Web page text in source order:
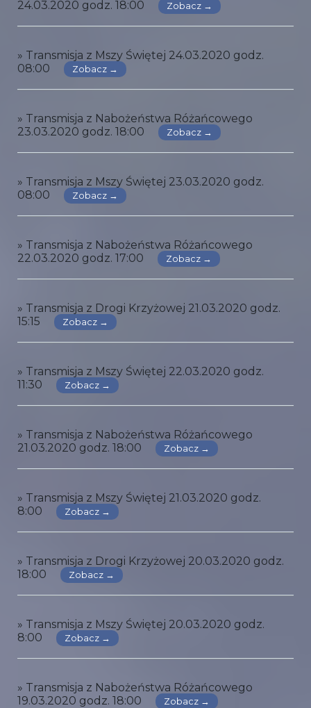
24.03.2020 godz. 18:00
Zobacz →
» Transmisja z Mszy Świętej 24.03.2020 godz.
08:00
Zobacz →
» Transmisja z Nabożeństwa Różańcowego
23.03.2020 godz. 18:00
Zobacz →
» Transmisja z Mszy Świętej 23.03.2020 godz.
08:00
Zobacz →
» Transmisja z Nabożeństwa Różańcowego
22.03.2020 godz. 17:00
Zobacz →
» Transmisja z Drogi Krzyżowej 21.03.2020 godz.
15:15
Zobacz →
» Transmisja z Mszy Świętej 22.03.2020 godz.
11:30
Zobacz →
» Transmisja z Nabożeństwa Różańcowego
21.03.2020 godz. 18:00
Zobacz →
» Transmisja z Mszy Świętej 21.03.2020 godz.
8:00
Zobacz →
» Transmisja z Drogi Krzyżowej 20.03.2020 godz.
18:00
Zobacz →
» Transmisja z Mszy Świętej 20.03.2020 godz.
8:00
Zobacz →
» Transmisja z Nabożeństwa Różańcowego
19.03.2020 godz. 18:00
Zobacz →